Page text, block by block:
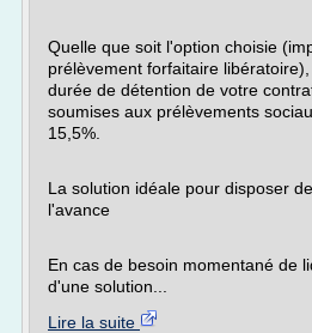
Quelle que soit l'option choisie
prélèvement forfaitaire
durée de détention de votre
soumises aux prélèvements
15,5%.
La solution idéale pour disposer
l'avance
En cas de besoin momentané de
d'une solution...
Lire la suite